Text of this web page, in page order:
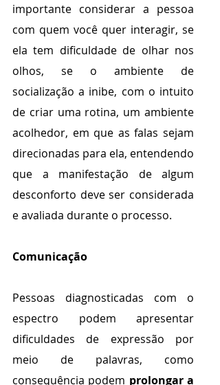
importante considerar a pessoa
com quem você quer interagir, se
ela tem dificuldade de olhar nos
olhos, se o ambiente de
socialização a inibe, com o intuito
de criar uma rotina, um ambiente
acolhedor, em que as falas sejam
direcionadas para ela, entendendo
que a manifestação de algum
desconforto deve ser considerada
e avaliada durante o processo.
Comunicação
Pessoas diagnosticadas com o
espectro podem apresentar
dificuldades de expressão por
meio de palavras, como
consequência podem prolongar a